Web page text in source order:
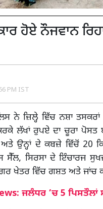
ਹੋਏ ਨੌਜਵਾਨ
PM IST
ਨੇ ਜ਼ਿਲ੍ਹੇ ਵਿੱਚ ਨਸ਼ਾ
ਲੱਖਾਂ ਰੁਪਏ ਦਾ ਚੂਰਾ ਪੋਸਤ
ਉਨ੍ਹਾਂ ਦੇ ਕਬਜ਼ੇ ਵਿੱਚੋਂ 20
ਸੈੱਲ, ਸਿਰਸਾ ਦੇ ਇੰਚਾਰਜ
ਖੇਤਰ ਵਿੱਚ ਗਸ਼ਤ ਅਤੇ ਜਾਂਚ
ਜਲੰਧਰ ’ਚ 5 ਪਿਸਤੌਲਾਂ